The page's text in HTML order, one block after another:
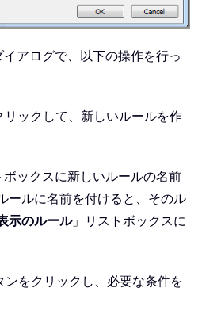
イアログで、以下の操作を行っ
リックして、新しいルールを作
ボックスに新しいルールの名前
ールに名前を付けると、そのル
示のルール」リストボックスに
ンをクリックし、必要な条件を